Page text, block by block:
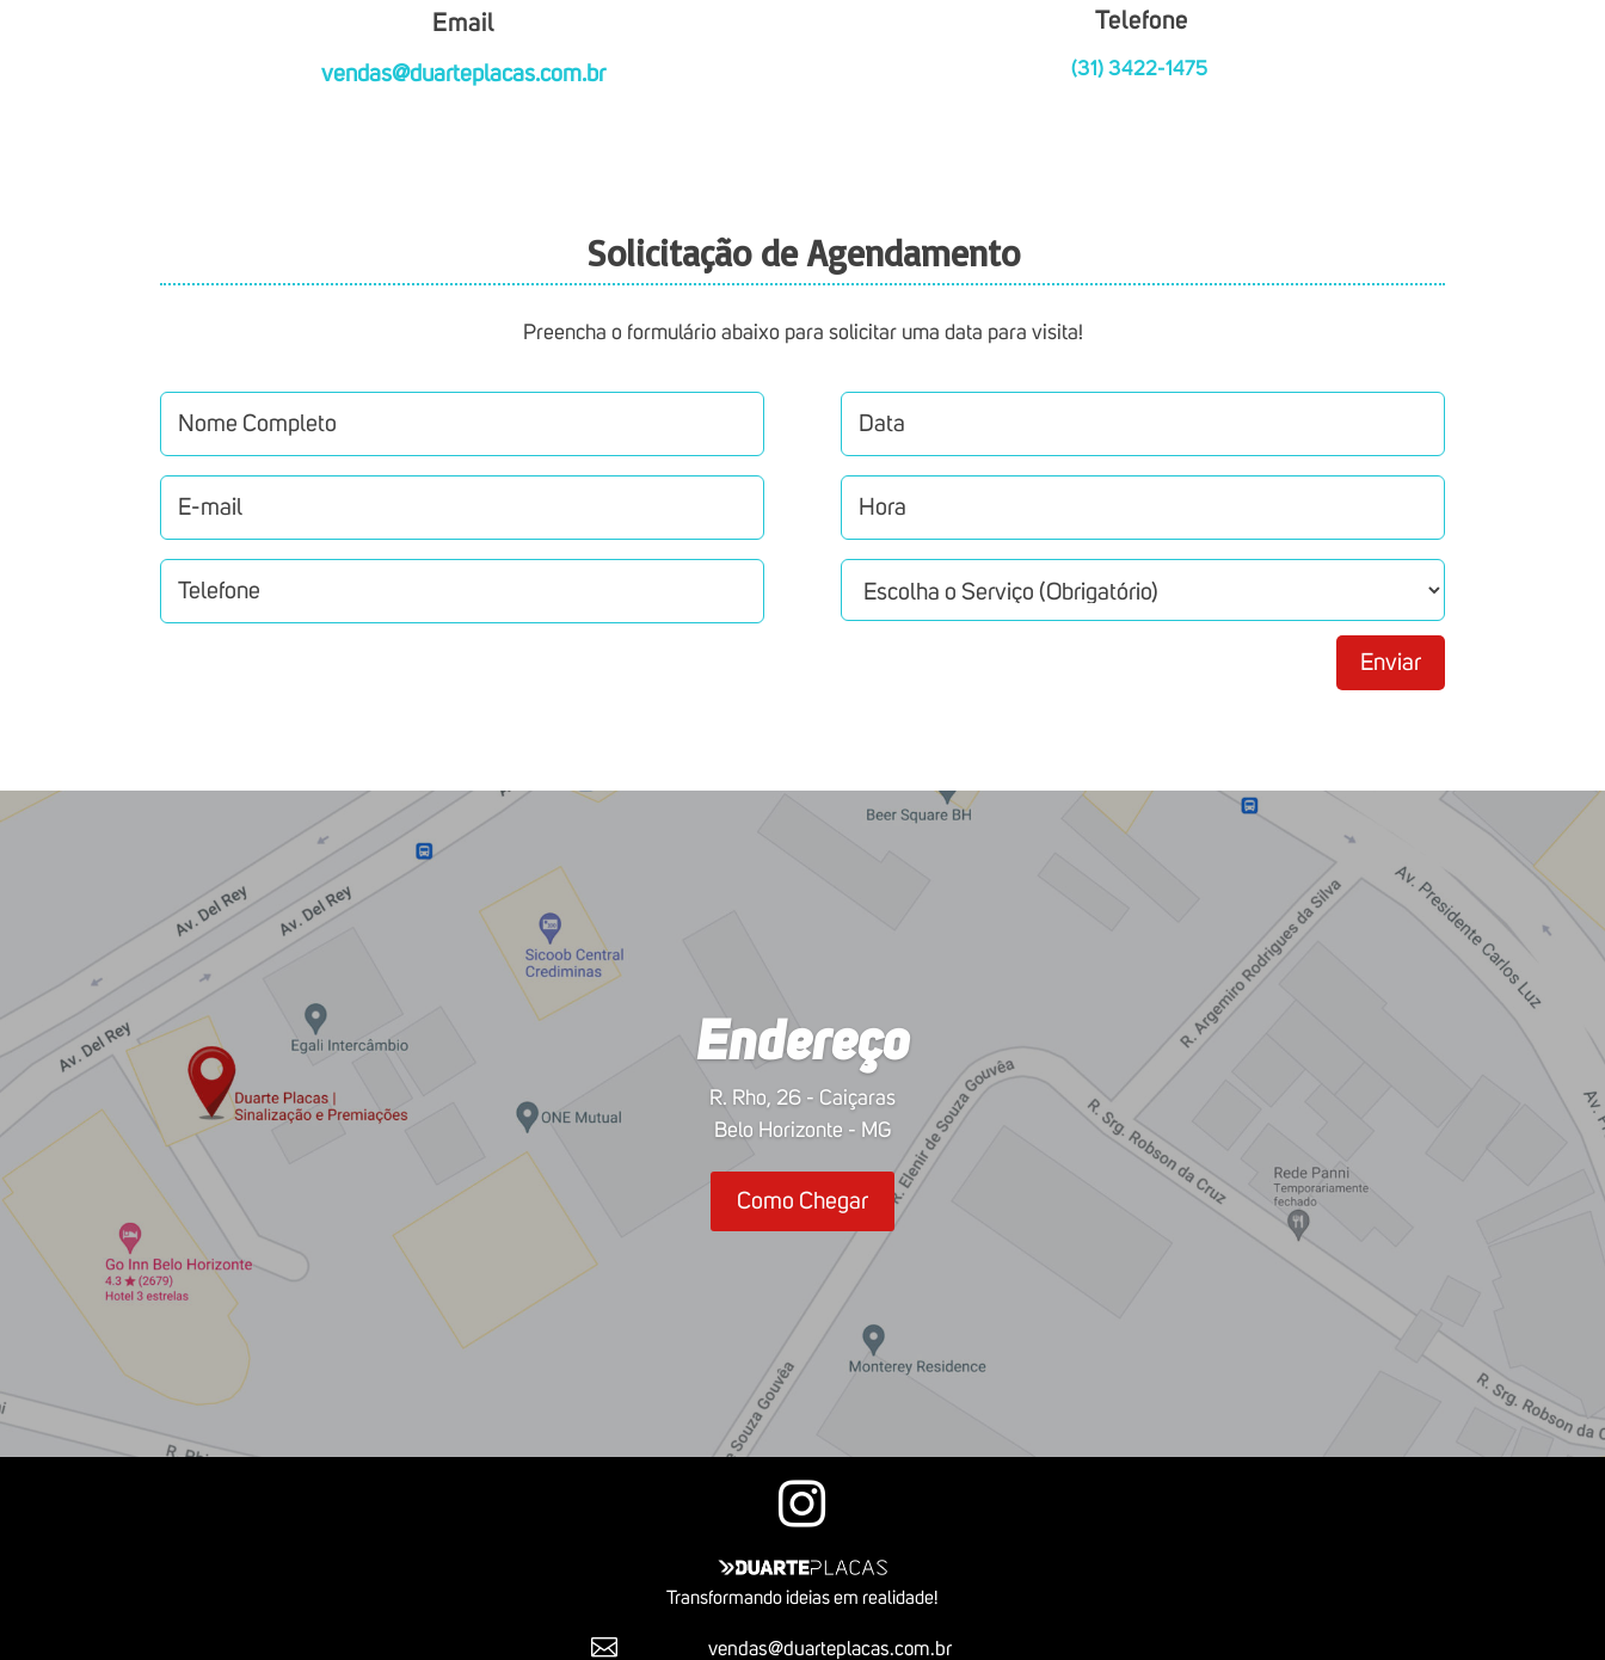
Email
vendas@duarteplacas.com.br
Telefone
(31) 3422-1475
Solicitação de Agendamento
Preencha o formulário abaixo para solicitar uma data para visita!
Endereço
R. Rho, 26 - Caiçaras
Belo Horizonte - MG
Como Chegar

Transformando ideias em realidade!
 vendas@duarteplacas.com.br